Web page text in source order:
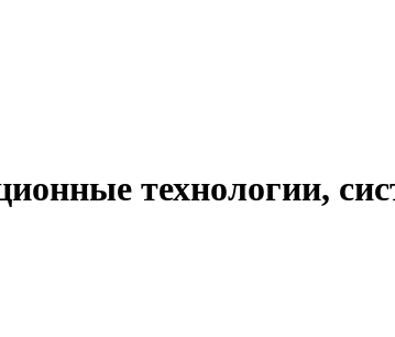
технологии,